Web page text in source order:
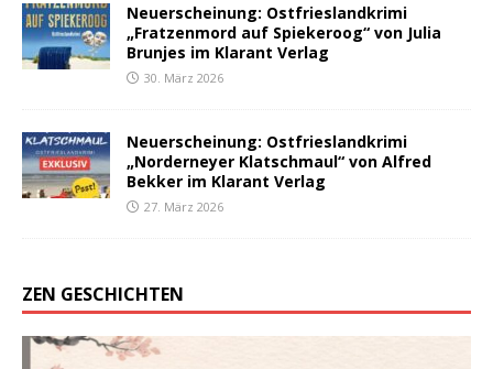
Neuerscheinung: Ostfrieslandkrimi
„Fratzenmord auf Spiekeroog“ von Julia
Brunjes im Klarant Verlag
30. März 2026
Neuerscheinung: Ostfrieslandkrimi
„Norderneyer Klatschmaul“ von Alfred
Bekker im Klarant Verlag
27. März 2026
ZEN GESCHICHTEN